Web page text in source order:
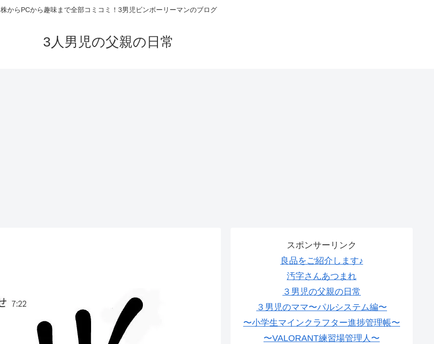
株からPCから趣味まで全部コミコミ！3男児ビンボーリーマンのブログ
3人男児の父親の日常
スポンサーリンク
良品をご紹介します♪
汚字さんあつまれ
３男児の父親の日常
３男児のママ〜パルシステム編〜
〜小学生マインクラフター進捗管理帳〜
〜VALORANT練習場管理人〜